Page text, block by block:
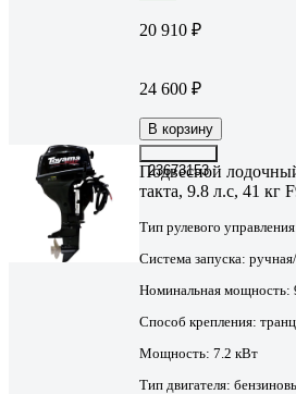
20 910 ₽
24 600 ₽
В корзину
23673153
Подвесной
такта, 9.8 л.с, 41 кг
Тип рулевого
Система запуска:
Номинальная мощность:
Способ крепления:
Мощность: 7.2 кВт
Тип двигателя: